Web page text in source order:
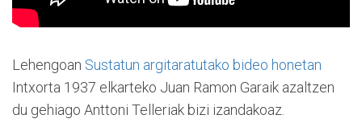
Lehengoan Sustatun argitaratutako bideo honetan
Intxorta 1937 elkarteko Juan Ramon Garaik azaltzen
du gehiago Anttoni Telleriak bizi izandakoaz.